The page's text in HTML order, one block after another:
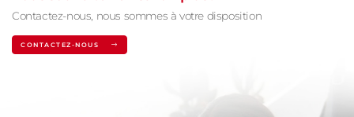
Contactez-nous, nous sommes à votre disposition
CONTACTEZ-NOUS